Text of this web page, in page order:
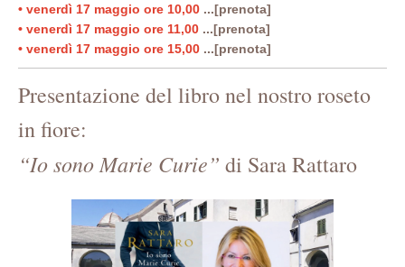
• venerdì 17 maggio ore 10,00 ...[prenota]
• venerdì 17 maggio ore 11,00 ...[prenota]
• venerdì 17 maggio ore 15,00 ...[prenota]
Presentazione del libro nel nostro roseto
in fiore:
“Io sono Marie Curie” di Sara Rattaro